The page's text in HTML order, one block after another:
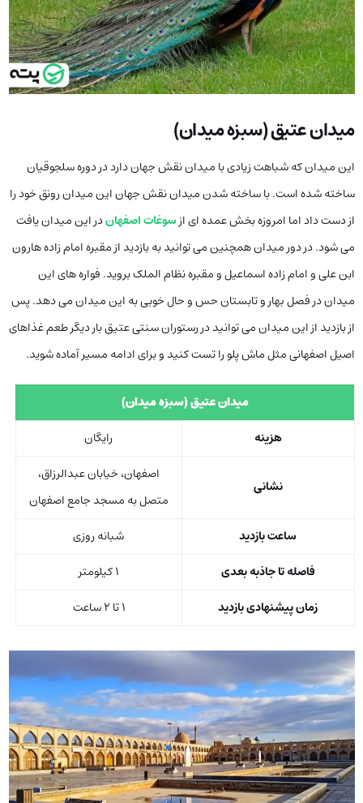
میدان عتیق (سبزه میدان)
این میدان که شباهت زیادی با میدان نقش جهان دارد در دوره سلجوقیان
ساخته شده است. با ساخته شدن میدان نقش جهان این میدان رونق خود را
از دست داد اما امروزه بخش عمده ای ازسوغات اصفهاندر این میدان یافت
می شود. در دور میدان همچنین می توانید به بازدید از مقبره امام زاده هارون
ابن علی و امام زاده اسماعیل و مقبره نظام الملک بروید. فواره های این
میدان در فصل بهار و تابستان حس و حال خوبی به این میدان می دهد. پس
از بازدید از این میدان می توانید در رستوران سنتی عتیق بار دیگر طعم غذاهای
اصیل اصفهانی مثل ماش پلو را تست کنید و برای ادامه مسیر آماده شوید.
میدان عتیق (سبزه میدان)
هزینه
رایگان
نشانی
اصفهان، خیابان عبدالرزاق،
متصل به مسجد جامع اصفهان
ساعت بازدید
شبانه ‌روزی
فاصله تا جاذبه بعدی
۱ کیلومتر
زمان پیشنهادی بازدید
۱ تا ۲ ساعت